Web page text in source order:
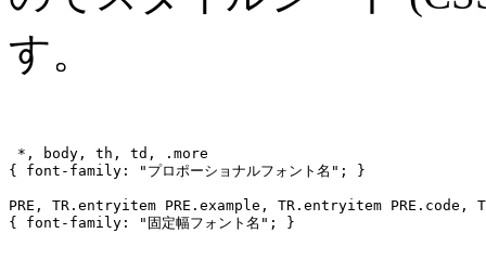
す。
*, body, th, td, .more
{ font-family: "プロポーショナルフォント名"; }
PRE, TR.entryitem PRE.example, TR.entryitem PRE.code,
{ font-family: "固定幅フォント名"; }